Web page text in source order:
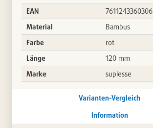
EAN
7611243360306
Material
Bambus
Farbe
rot
Länge
120 mm
Marke
suplesse
Varianten-Vergleich
Information